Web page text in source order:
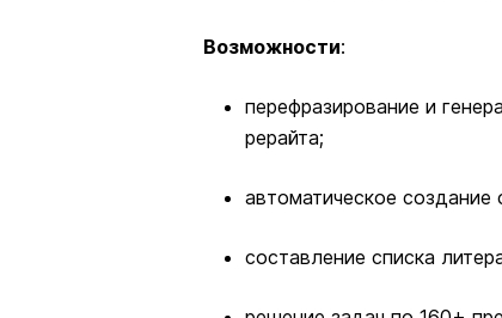
Возможности:
перефразирование и
рерайта;
автоматическое
составление списка